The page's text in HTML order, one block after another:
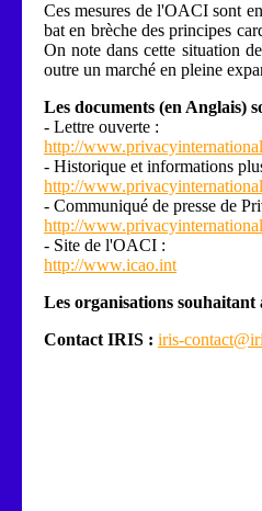
Ces mesures de l'OACI sont
bat en brèche des principes
On note dans cette situation
outre un marché en pleine
Les documents (en Anglais)
- Lettre ouverte :
http://
- Historique et informations
http://
- Communiqué de presse de
http://
- Site de l'OACI :
http://www.icao.int
Les organisations souhaitant
Contact IRIS : iris-